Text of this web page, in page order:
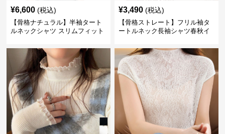
¥6,600 (税込)
【骨格ナチュラル】半袖タート
ルネックシャツ スリムフィット
¥3,490 (税込)
【骨格ストレート】フリル袖タ
ートルネック長袖シャツ春秋イ